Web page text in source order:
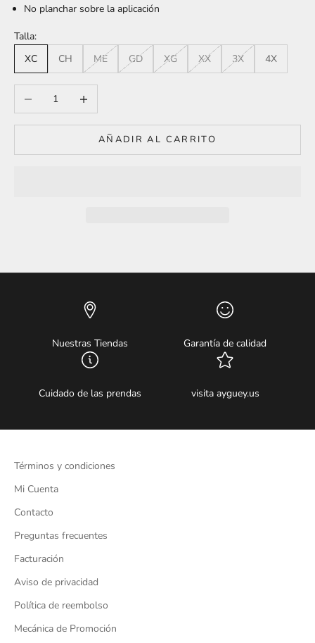
No planchar sobre la aplicación
Talla:
XC
CH ME GD XG XX 3X 4X
Reducir cantidadAumentar cantidad
AÑADIR AL CARRITO
Nuestras Tiendas Garantía de calidad
Cuidado de las prendas visita ayguey.us
Términos y condiciones
Mi Cuenta
Contacto
Preguntas frecuentes
Facturación
Aviso de privacidad
Política de reembolso
Mecánica de Promoción